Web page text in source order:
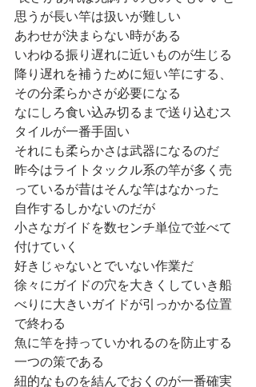
思うが長い竿は扱いが難しい
あわせが決まらない時がある
いわゆる振り遅れに近いものが生じる
降り遅れを補うために短い竿にする、
その分柔らかさが必要になる
なにしろ食い込み切るまで送り込むス
タイルが一番手固い
それにも柔らかさは武器になるのだ
昨今はライトタックル系の竿が多く売
っているが昔はそんな竿はなかった
自作するしかないのだが
小さなガイドを数センチ単位で並べて
付けていく
好きじゃないとでいない作業だ
徐々にガイドの穴を大きくしていき船
べりに大きいガイドが引っかかる位置
で終わる
魚に竿を持っていかれるのを防止する
一つの策である
紐的なものを結んでおくのが一番確実